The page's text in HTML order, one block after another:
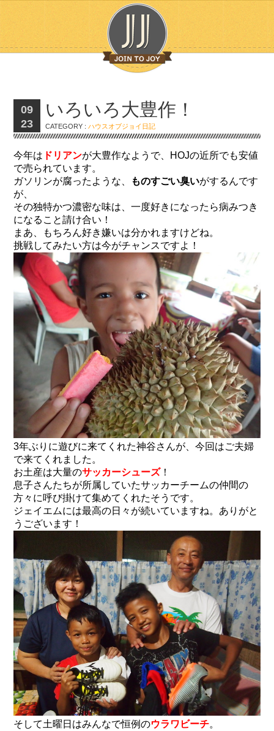
09
23
いろいろ大豊作！
CATEGORY :ハウスオブジョイ日記
今年は ドリアンが大豊作なようで、HOJの近所でも安値
で売られています。
ガソリンが腐ったような、
ものすごい臭いがするんです
が、
その独特かつ濃密な味は、一度好きになったら病みつき
になること請け合い！
まあ、もちろん好き嫌いは分かれますけどね。
挑戦してみたい方は今がチャンスですよ！
3年ぶりに遊びに来てくれた神谷さんが、今回はご夫婦
で来てくれました。
お土産は大量のサッカーシューズ！
息子さんたちが所属していたサッカーチームの仲間の
方々に呼び掛けて集めてくれたそうです。
ジェイエムには最高の日々が続いていますね。ありがと
うございます！
そして土曜日はみんなで恒例のウラワビーチ。